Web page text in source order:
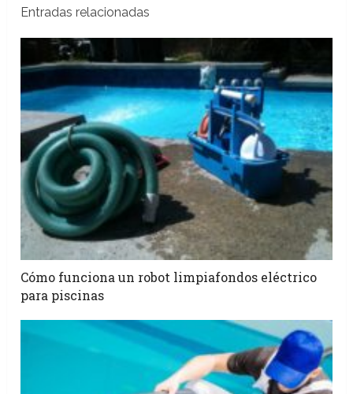
Entradas relacionadas
Cómo funciona un robot limpiafondos eléctrico
para piscinas